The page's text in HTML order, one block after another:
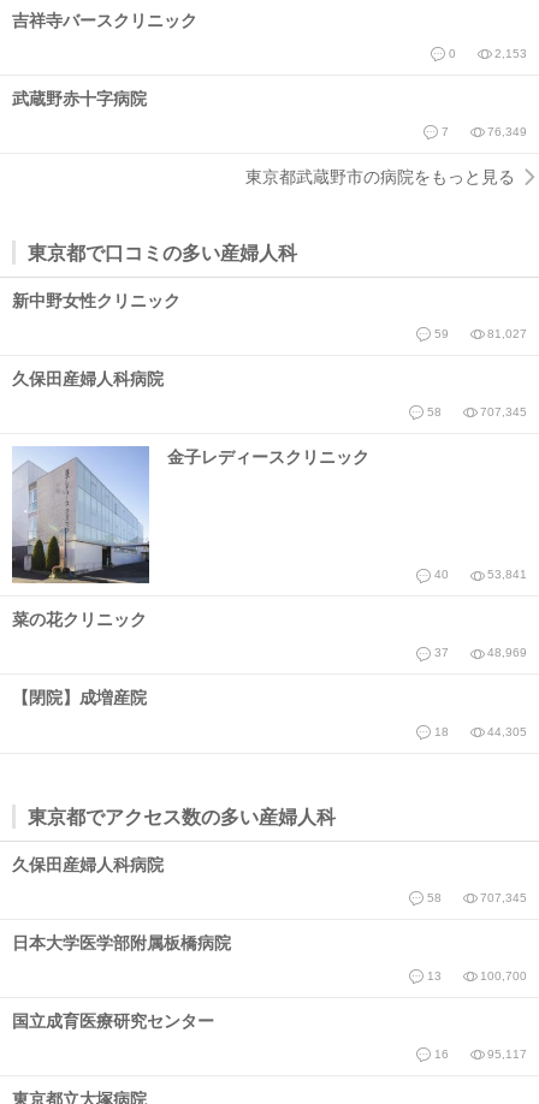
吉祥寺バースクリニック
0 2,153
武蔵野赤十字病院
7 76,349
東京都武蔵野市の病院をもっと見る
東京都で口コミの多い産婦人科
新中野女性クリニック
59 81,027
久保田産婦人科病院
58 707,345
金子レディースクリニック
40 53,841
菜の花クリニック
37 48,969
【閉院】成増産院
18 44,305
東京都でアクセス数の多い産婦人科
久保田産婦人科病院
58 707,345
日本大学医学部附属板橋病院
13 100,700
国立成育医療研究センター
16 95,117
東京都立大塚病院